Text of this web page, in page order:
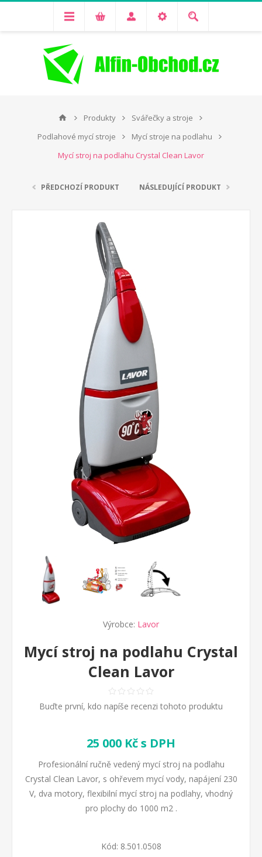
Produkty
Svářečky a stroje
Podlahové mycí stroje
Mycí stroje na podlahu
Mycí stroj na podlahu Crystal Clean Lavor
PŘEDCHOZÍ PRODUKT NÁSLEDUJÍCÍ PRODUKT
Výrobce: Lavor
Mycí stroj na podlahu Crystal
Clean Lavor
Buďte první, kdo napíše recenzi tohoto produktu
25 000 Kč s DPH
Profesionální ručně vedený mycí stroj na podlahu
Crystal Clean Lavor, s ohřevem mycí vody, napájení 230
V, dva motory, flexibilní mycí stroj na podlahy, vhodný
pro plochy do 1000 m2 .
Kód: 8.501.0508